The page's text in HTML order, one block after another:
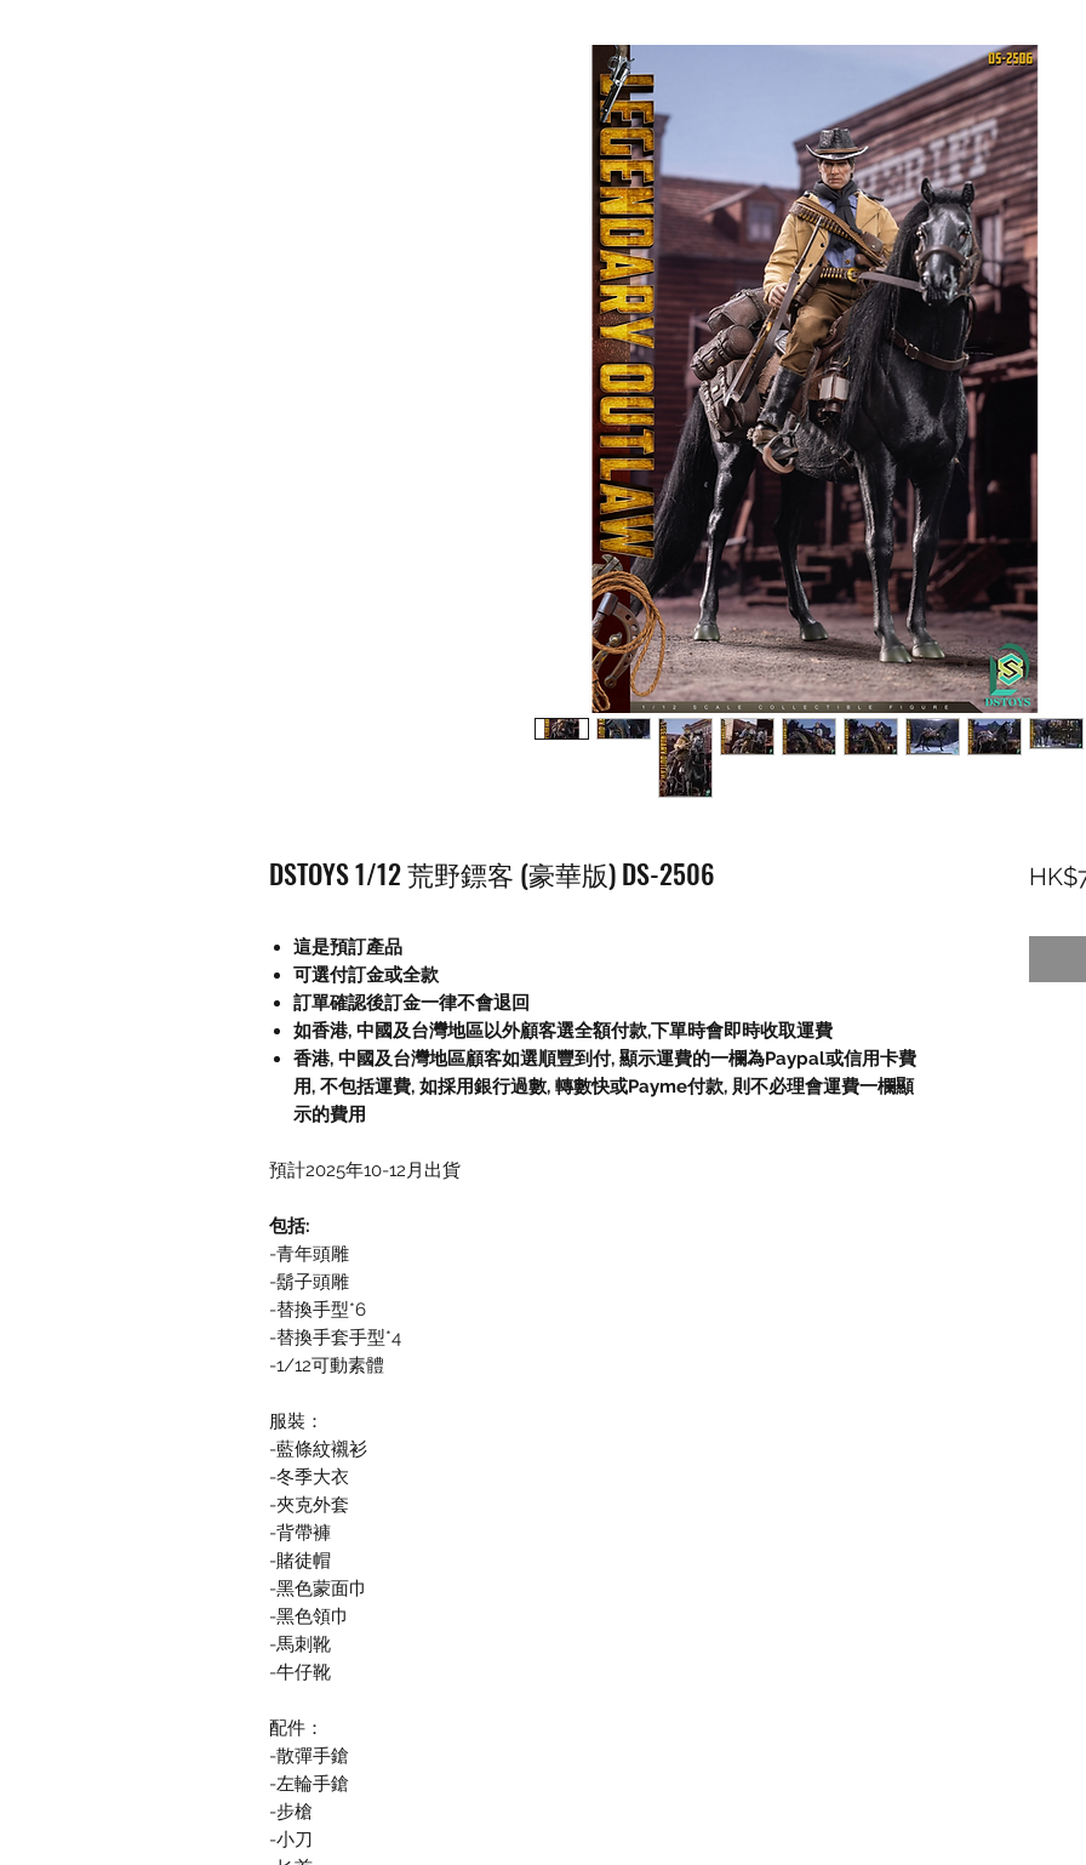
DSTOYS 1/12 荒野鏢客 (豪華版) DS-2506
這是預訂產品
可選付訂金或全款
訂單確認後訂金一律不會退回
如香港, 中國及台灣地區以外顧客選全額付款,下單時會即時收取運費
香港, 中國及台灣地區顧客如選順豐到付, 顯示運費的一欄為Paypal或信用卡費
用, 不包括運費, 如採用銀行過數, 轉數快或Payme付款, 則不必理會運費一欄顯
示的費用
預計2025年10-12月出貨
包括:
-青年頭雕
-鬍子頭雕
-替換手型*6
-替換手套手型*4
-1/12可動素體
服裝：
-藍條紋襯衫
-冬季大衣
-夾克外套
-背帶褲
-賭徒帽
-黑色蒙面巾
-黑色領巾
-馬刺靴
-牛仔靴
配件：
-散彈手鎗
-左輪手鎗
-步槍
-小刀